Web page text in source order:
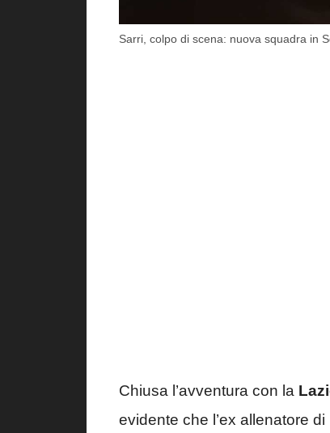
Sarri, colpo di scena: nuova squadra in
Chiusa l’avventura con la
evidente che l’ex allenatore